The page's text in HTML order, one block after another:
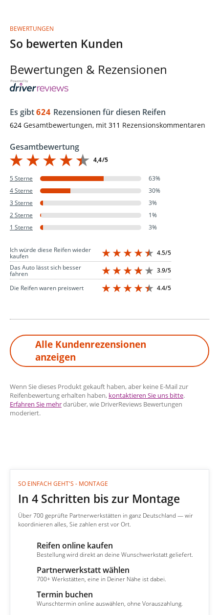
BEWERTUNGEN
So bewerten Kunden
Bewertungen & Rezensionen
Es gibt624 Rezensionen für diesen Reifen
624 Gesamtbewertungen, mit 311 Rezensionskommentaren
Gesamtbewertung
4,4/5
5 Sterne
63%
4 Sterne
30%
3 Sterne
3%
2 Sterne
1%
1 Sterne
3%
Ich würde diese Reifen wieder
kaufen
4.5/5
Das Auto lässt sich besser
fahren 3.9/5
Die Reifen waren preiswert 4.4/5
Alle Kundenrezensionen
anzeigen
Wenn Sie dieses Produkt gekauft haben, aber keine E-Mail zur
Reifenbewertung erhalten haben, kontaktieren Sie uns bitte.
Erfahren Sie mehrdarüber, wie DriverReviews Bewertungen
moderiert.
SO EINFACH GEHT'S - MONTAGE
In 4 Schritten bis zur Montage
Über 700 geprüfte Partnerwerkstätten in ganz Deutschland — wir
koordinieren alles, Sie zahlen erst vor Ort.
Reifen online kaufen
Bestellung wird direkt an deine Wunschwerkstatt geliefert.
Partnerwerkstatt wählen
700+ Werkstätten, eine in Deiner Nähe ist dabei.
Termin buchen
Wunschtermin online auswählen, ohne Vorauszahlung.